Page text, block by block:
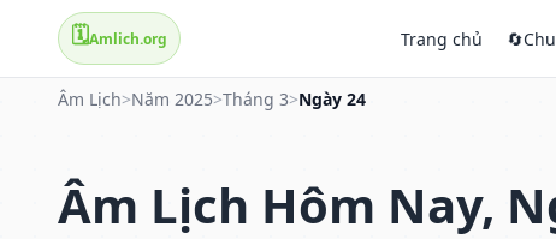
🗓️Amlich.org Trang chủ 🔄
Âm Lịch>Năm 2025>Tháng 3>Ngày 24
Âm Lịch Hôm Nay,